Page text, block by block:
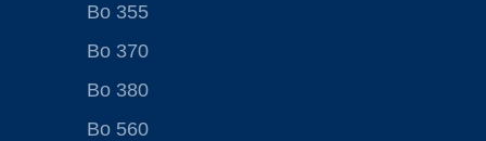
Bo 355
Bo 370
Bo 380
Bo 560